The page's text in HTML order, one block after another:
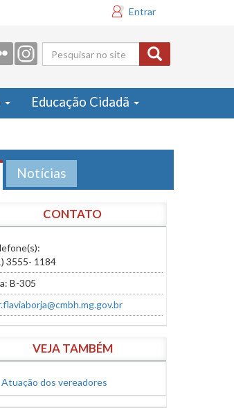
Entrar
Formulário
de busca
Educação Cidadã
Notícias
CONTATO
3555- 1184
B-305
VEJA TAMBÉM
Atuação dos vereadores